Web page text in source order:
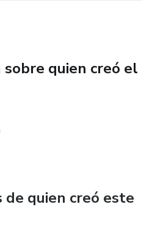
sobre quien creó el
quien creó este